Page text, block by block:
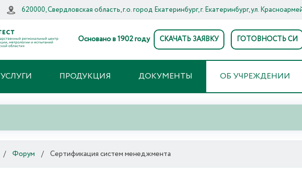
620000, Свердловская область, г.о. город Екатеринбург, г. Екатеринбург, ул.
Основано в 1902 году СКАЧАТЬ ЗАЯВКУ ГОТОВНОСТЬ СИ
УСЛУГИ ПРОДУКЦИЯ ДОКУМЕНТЫ ОБ УЧРЕЖДЕНИИ
/ Форум / Сертификация систем менеджмента